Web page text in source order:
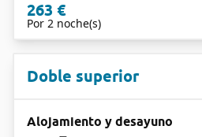
263 €
Por 2 noche(s)
Doble superior
Alojamiento y desayuno